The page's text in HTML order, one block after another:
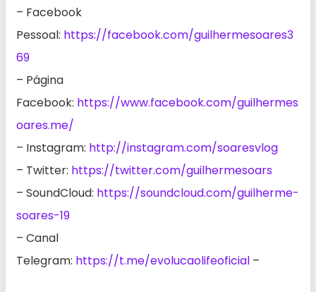
– Facebook
Pessoal: https://facebook.com/guilhermesoares3
69
– Página
Facebook: https://www.facebook.com/guilhermes
oares.me/
– Instagram: http://instagram.com/soaresvlog
– Twitter: https://twitter.com/guilhermesoars
– SoundCloud: https://soundcloud.com/guilherme-
soares-19
– Canal
Telegram: https://t.me/evolucaolifeoficial –